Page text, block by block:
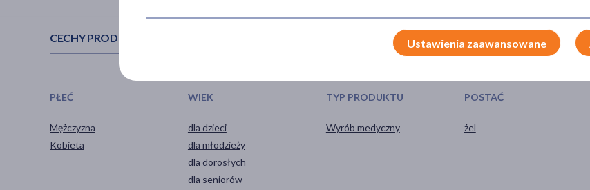
CECHY PRODUKTU
PŁEĆ
Mężczyzna
Kobieta
WIEK
dla dzieci
dla młodzieży
dla dorosłych
dla seniorów
TYP PRODUKTU
Wyrób medyczny
POSTAĆ
żel
Ustawienia zaawansowane